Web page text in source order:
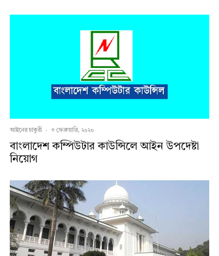
আইনের চাকুরী · ৩ ফেব্রুয়ারি, ২০২০
বাংলাদেশ কম্পিউটার কাউন্সিলে আইন উপদেষ্টা
নিয়োগ